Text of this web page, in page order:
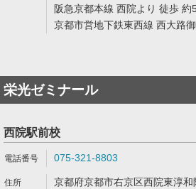
阪急京都本線 西院より 徒歩 約
京都市営地下鉄東西線 西大路
栄光ゼミナール
西院駅前校
075-321-8803
京都府京都市右京区西院東淳和